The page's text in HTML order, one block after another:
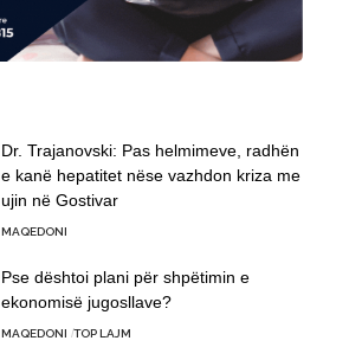
Dr. Trajanovski: Pas helmimeve, radhën
e kanë hepatitet nëse vazhdon kriza me
ujin në Gostivar
MAQEDONI
Pse dështoi plani për shpëtimin e
ekonomisë jugosllave?
MAQEDONI TOP LAJM